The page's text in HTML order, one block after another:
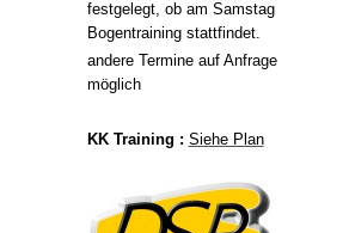
festgelegt, ob am Samstag
Bogentraining stattfindet.
andere Termine auf Anfrage
möglich
KK Training : Siehe Plan